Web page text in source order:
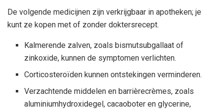
De volgende medicijnen zijn verkrijgbaar in apotheken; je
kunt ze kopen met of zonder doktersrecept.
Kalmerende zalven, zoals bismutsubgallaat of
zinkoxide, kunnen de symptomen verlichten.
Corticosteroïden kunnen ontstekingen verminderen.
Verzachtende middelen en barrièrecrèmes, zoals
aluminiumhydroxidegel, cacaoboter en glycerine,